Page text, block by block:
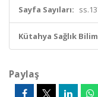
Sayfa Sayıları:
Kütahya Sağlık
Paylaş